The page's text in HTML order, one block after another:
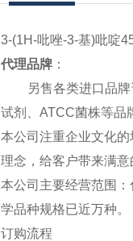
3-(1H-吡唑-3-基)吡啶
代理品牌：
另售各类进口品牌试
试剂、ATCC菌株等品
本公司注重企业文化
理念，给客户带来满意
本公司主要经营范围
学品种规格已近万种。
订购流程